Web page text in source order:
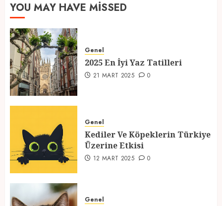
1
21 MART 2025
2
Üzerine Etkisi
12 MART 2025 0
Seçildi
YOU MAY HAVE MISSED
Genel
2025 En İyi Yaz Tatilleri
21 MART 2025 0
Genel
Kediler Ve Köpeklerin Türkiye
Üzerine Etkisi
12 MART 2025 0
Genel